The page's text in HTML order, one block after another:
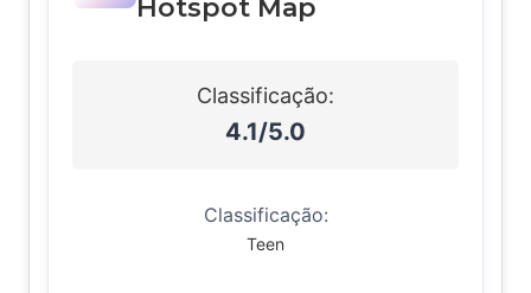
Hotspot Map
Classificação:
4.1/5.0
Classificação:
Teen